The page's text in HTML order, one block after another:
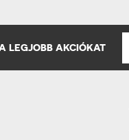
LEGJOBB AKCIÓKAT